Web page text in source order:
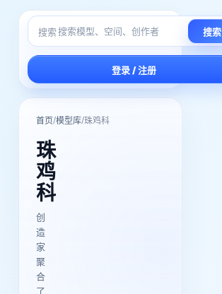
搜索 搜索
登录 / 注册
首页/模型库/珠鸡科
珠
鸡
科
创
造
家
聚
合
了